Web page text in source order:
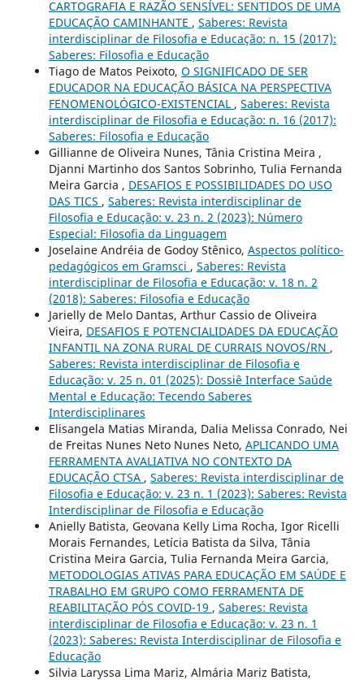
CARTOGRAFIA E RAZÃO SENSÍVEL: SENTIDOS DE UMA
EDUCAÇÃO CAMINHANTE , Saberes: Revista
interdisciplinar de Filosofia e Educação: n. 15 (2017):
Saberes: Filosofia e Educação
Tiago de Matos Peixoto, O SIGNIFICADO DE SER
EDUCADOR NA EDUCAÇÃO BÁSICA NA PERSPECTIVA
FENOMENOLÓGICO-EXISTENCIAL , Saberes: Revista
interdisciplinar de Filosofia e Educação: n. 16 (2017):
Saberes: Filosofia e Educação
Gillianne de Oliveira Nunes, Tânia Cristina Meira ,
Djanni Martinho dos Santos Sobrinho, Tulia Fernanda
Meira Garcia , DESAFIOS E POSSIBILIDADES DO USO
DAS TICS , Saberes: Revista interdisciplinar de
Filosofia e Educação: v. 23 n. 2 (2023): Número
Especial: Filosofia da Linguagem
Joselaine Andréia de Godoy Stênico, Aspectos político-
pedagógicos em Gramsci , Saberes: Revista
interdisciplinar de Filosofia e Educação: v. 18 n. 2
(2018): Saberes: Filosofia e Educação
Jarielly de Melo Dantas, Arthur Cassio de Oliveira
Vieira, DESAFIOS E POTENCIALIDADES DA EDUCAÇÃO
INFANTIL NA ZONA RURAL DE CURRAIS NOVOS/RN ,
Saberes: Revista interdisciplinar de Filosofia e
Educação: v. 25 n. 01 (2025): Dossiê Interface Saúde
Mental e Educação: Tecendo Saberes
Interdisciplinares
Elisangela Matias Miranda, Dalia Melissa Conrado, Nei
de Freitas Nunes Neto Nunes Neto, APLICANDO UMA
FERRAMENTA AVALIATIVA NO CONTEXTO DA
EDUCAÇÃO CTSA , Saberes: Revista interdisciplinar de
Filosofia e Educação: v. 23 n. 1 (2023): Saberes: Revista
Interdisciplinar de Filosofia e Educação
Anielly Batista, Geovana Kelly Lima Rocha, Igor Ricelli
Morais Fernandes, Letícia Batista da Silva, Tânia
Cristina Meira Garcia, Tulia Fernanda Meira Garcia,
METODOLOGIAS ATIVAS PARA EDUCAÇÃO EM SAÚDE E
TRABALHO EM GRUPO COMO FERRAMENTA DE
REABILITAÇÃO PÓS COVID-19 , Saberes: Revista
interdisciplinar de Filosofia e Educação: v. 23 n. 1
(2023): Saberes: Revista Interdisciplinar de Filosofia e
Educação
Silvia Laryssa Lima Mariz, Almária Mariz Batista,